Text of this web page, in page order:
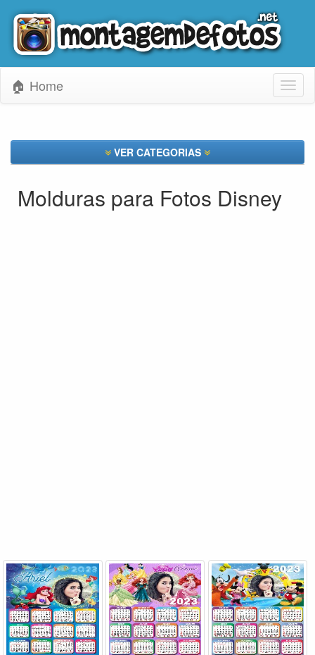
🏠 Home
VER CATEGORIAS
Molduras para Fotos Disney